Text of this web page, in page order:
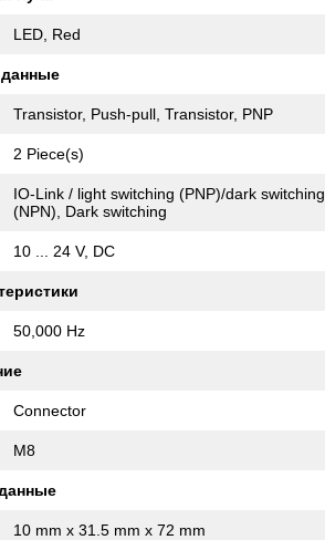
LED, Red
данные
Transistor, Push-pull, Transistor, PNP
2 Piece(s)
IO-Link / light switching (PNP)/dark switching
(NPN), Dark switching
10 ... 24 V, DC
50,000 Hz
Connector
M8
10 mm x 31.5 mm x 72 mm